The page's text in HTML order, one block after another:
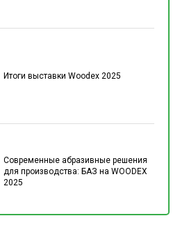
Итоги выставки Woodex 2025
Современные абразивные решения
для производства: БАЗ на WOODEX
2025